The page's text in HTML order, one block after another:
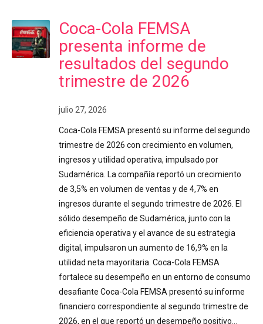
Coca-Cola FEMSA
presenta informe de
resultados del segundo
trimestre de 2026
julio 27, 2026
Coca-Cola FEMSA presentó su informe del segundo
trimestre de 2026 con crecimiento en volumen,
ingresos y utilidad operativa, impulsado por
Sudamérica. La compañía reportó un crecimiento
de 3,5% en volumen de ventas y de 4,7% en
ingresos durante el segundo trimestre de 2026. El
sólido desempeño de Sudamérica, junto con la
eficiencia operativa y el avance de su estrategia
digital, impulsaron un aumento de 16,9% en la
utilidad neta mayoritaria. Coca-Cola FEMSA
fortalece su desempeño en un entorno de consumo
desafiante Coca-Cola FEMSA presentó su informe
financiero correspondiente al segundo trimestre de
2026, en el que reportó un desempeño positivo…